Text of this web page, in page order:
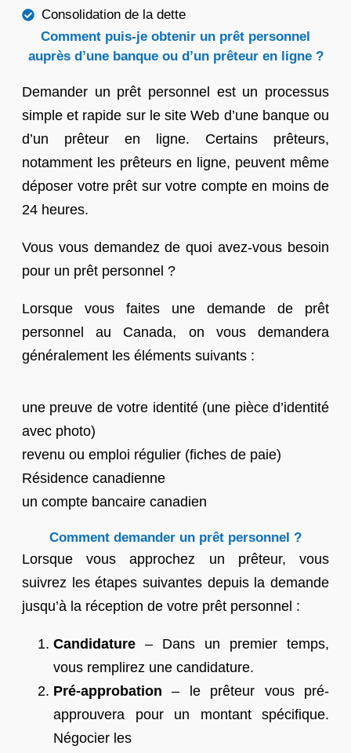
Consolidation de la dette
Comment puis-je obtenir un prêt personnel
auprès d’une banque ou d’un prêteur en ligne ?
Demander un prêt personnel est un processus
simple et rapide sur le site Web d’une banque ou
d’un prêteur en ligne. Certains prêteurs,
notamment les prêteurs en ligne, peuvent même
déposer votre prêt sur votre compte en moins de
24 heures.
Vous vous demandez de quoi avez-vous besoin
pour un prêt personnel ?
Lorsque vous faites une demande de prêt
personnel au Canada, on vous demandera
généralement les éléments suivants :
une preuve de votre identité (une pièce d’identité
avec photo)
revenu ou emploi régulier (fiches de paie)
Résidence canadienne
un compte bancaire canadien
Comment demander un prêt personnel ?
Lorsque vous approchez un prêteur, vous
suivrez les étapes suivantes depuis la demande
jusqu’à la réception de votre prêt personnel :
Candidature – Dans un premier temps,
vous remplirez une candidature.
Pré-approbation– le prêteur vous pré-
approuvera pour un montant spécifique.
Négocier les